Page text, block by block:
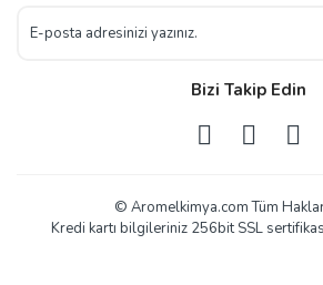
Bizi Takip Edin
© Aromelkimya.com Tüm
Kredi kartı bilgileriniz 256bit SSL